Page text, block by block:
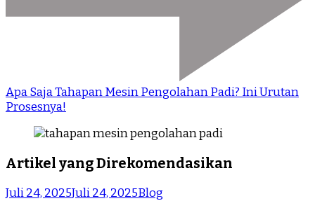
Apa Saja Tahapan Mesin Pengolahan Padi? Ini Urutan
Prosesnya!
Artikel yang Direkomendasikan
Juli 24, 2025Juli 24, 2025Blog